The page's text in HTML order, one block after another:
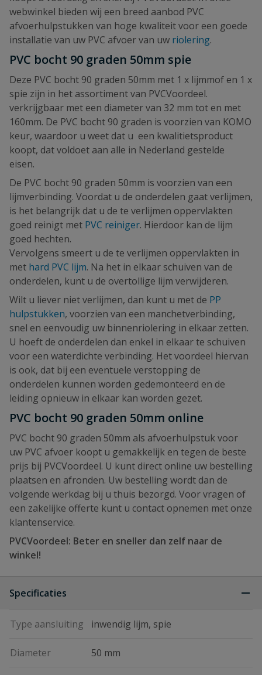
webwinkel bieden wij een breed aanbod PVC
afvoerhulpstukken van hoge kwaliteit voor een goede
installatie van uw PVC afvoer van uw riolering.
PVC bocht 90 graden 50mm spie
Deze PVC bocht 90 graden 50mm met 1 x lijmmof en 1 x
spie zijn in het assortiment van PVCVoordeel.
verkrijgbaar met een diameter van 32 mm tot en met
160mm. De PVC bocht 90 graden is voorzien van KOMO
keur, waardoor u weet dat u een kwalitietsproduct
koopt, dat voldoet aan alle in Nederland gestelde
eisen.
De PVC bocht 90 graden 50mm is voorzien van een
lijmverbinding. Voordat u de onderdelen gaat verlijmen,
is het belangrijk dat u de te verlijmen oppervlakten
goed reinigt met PVC reiniger. Hierdoor kan de lijm
goed hechten.
Vervolgens smeert u de te verlijmen oppervlakten in
met hard PVC lijm. Na het in elkaar schuiven van de
onderdelen, kunt u de overtollige lijm verwijderen.
Wilt u liever niet verlijmen, dan kunt u met de PP
hulpstukken, voorzien van een manchetverbinding,
snel en eenvoudig uw binnenriolering in elkaar zetten.
U hoeft de onderdelen dan enkel in elkaar te schuiven
voor een waterdichte verbinding. Het voordeel hiervan
is ook, dat bij een eventuele verstopping de
onderdelen kunnen worden gedemonteerd en de
leiding opnieuw in elkaar kan worden gezet.
PVC bocht 90 graden 50mm online
PVC bocht 90 graden 50mm als afvoerhulpstuk voor
uw PVC afvoer koopt u gemakkelijk en tegen de beste
prijs bij PVCVoordeel. U kunt direct online uw bestelling
plaatsen en afronden. Uw bestelling wordt dan de
volgende werkdag bij u thuis bezorgd. Voor vragen of
een zakelijke offerte kunt u contact opnemen met onze
klantenservice.
PVCVoordeel: Beter en sneller dan zelf naar de
winkel!
Specificaties
Type aansluiting inwendig lijm, spie
Diameter 50 mm